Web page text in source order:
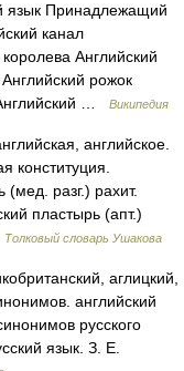
язык Принадлежащий
канал
Английский
рожок
…
Википедия
английское.
конституция.
разг.) рахит.
пластырь (апт.)
Толковый словарь Ушакова
аглицкий,
английский
русского
язык. З. Е.